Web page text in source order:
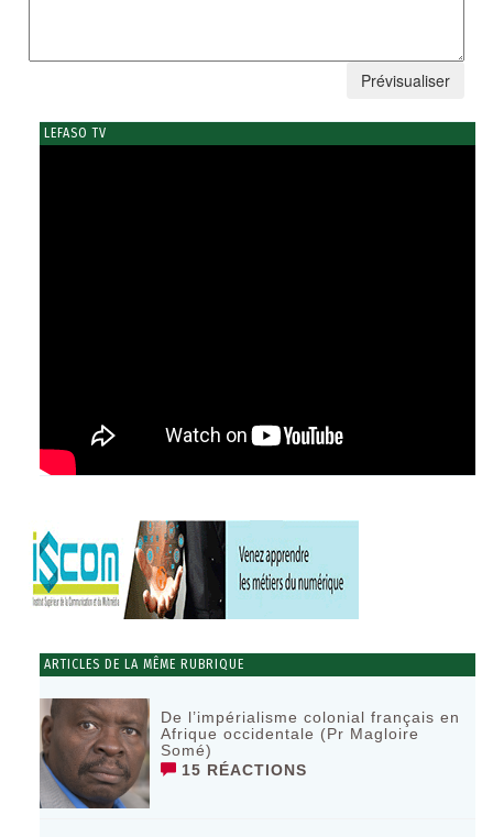
LEFASO TV
ARTICLES DE LA MÊME RUBRIQUE
De l’impérialisme colonial français en
Afrique occidentale (Pr Magloire
Somé)
15 RÉACTIONS